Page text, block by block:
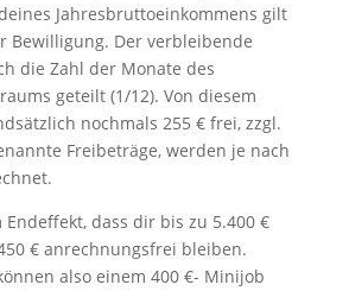
Jahresbruttoeinkommens gilt
Bewilligung. Der verbleibende
die Zahl der Monate des
geteilt (1/12). Von diesem
nochmals 255 € frei, zzgl.
Freibeträge, werden je nach
dass dir bis zu 5.400 €
€ anrechnungsfrei bleiben.
also einem 400 €- Minijob